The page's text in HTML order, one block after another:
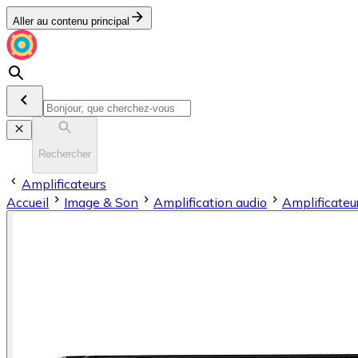
Aller au contenu principal
Rechercher
Amplificateurs
Accueil
Image & Son Amplification audio